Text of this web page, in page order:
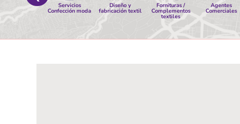
Servicios
Confección moda
Diseño y
fabricación textil
Fornituras /
Complementos
textiles
Agentes
Comerciales